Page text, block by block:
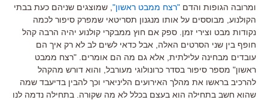
ומרובה הגופות והדם "רצח ממבט ראשון" שמוצגים שניהם כעת בבתי
הקולנוע מבוססים על אותו מנגנון תסריטאי שמפרק סיפור לכמה
נקודות מבט וצירי זמן ספק אם חוץ ממבקרי קולנוע יהיה הרבה קהל
חופף בין שני הסרטים האלה
אבל כדאי לשים לב לא רק איך הם
עובדים מבחינה עלילתית אלא גם מה הם אומרים . "רצח ממבט
ראשון" מספר סיפור בסדר כרונולוגי מעורבל והוא דורש מהקהל
להרכיב בראשו את מהלך האירועים הליניארי וכך להבין בדיעבד שמה
שהוא חשב בתחילה הוא בעצם בכלל לא מה שקורה בתחילה נדמה לנו